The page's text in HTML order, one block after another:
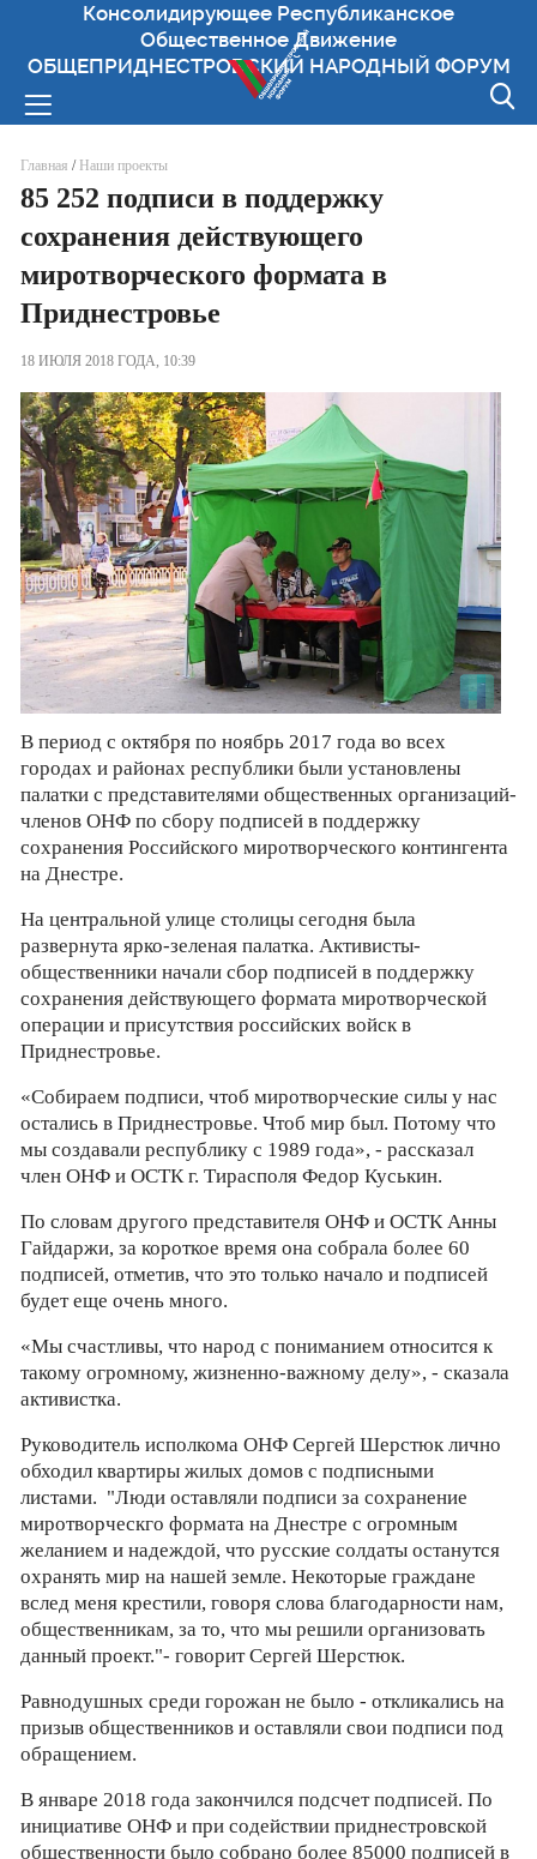
Консолидирующее Республиканское
Общественное Движение
ОБЩЕПРИДНЕСТРОВСКИЙ НАРОДНЫЙ ФОРУМ
Вы здесь
Главная / Наши проекты
85 252 подписи в поддержку
сохранения действующего
миротворческого формата в
Приднестровье
18 ИЮЛЯ 2018 ГОДА, 10:39
В период с октября по ноябрь 2017 года во всех
городах и районах республики были установлены
палатки с представителями общественных организаций-
членов ОНФ по сбору подписей в поддержку
сохранения Российского миротворческого контингента
на Днестре.
На центральной улице столицы сегодня была
развернута ярко-зеленая палатка. Активисты-
общественники начали сбор подписей в поддержку
сохранения действующего формата миротворческой
операции и присутствия российских войск в
Приднестровье.
«Собираем подписи, чтоб миротворческие силы у нас
остались в Приднестровье. Чтоб мир был. Потому что
мы создавали республику с 1989 года», - рассказал
член ОНФ и ОСТК г. Тирасполя Федор Куськин.
По словам другого представителя ОНФ и ОСТК Анны
Гайдаржи, за короткое время она собрала более 60
подписей, отметив, что это только начало и подписей
будет еще очень много.
«Мы счастливы, что народ с пониманием относится к
такому огромному, жизненно-важному делу», - сказала
активистка.
Руководитель исполкома ОНФ Сергей Шерстюк лично
обходил квартиры жилых домов с подписными
листами. "Люди оставляли подписи за сохранение
миротворческго формата на Днестре с огромным
желанием и надеждой, что русские солдаты останутся
охранять мир на нашей земле. Некоторые граждане
вслед меня крестили, говоря слова благодарности нам,
общественникам, за то, что мы решили организовать
данный проект."- говорит Сергей Шерстюк.
Равнодушных среди горожан не было - откликались на
призыв общественников и оставляли свои подписи под
обращением.
В январе 2018 года закончился подсчет подписей. По
инициативе ОНФ и при содействии приднестровской
общественности было собрано более 85000 подписей в